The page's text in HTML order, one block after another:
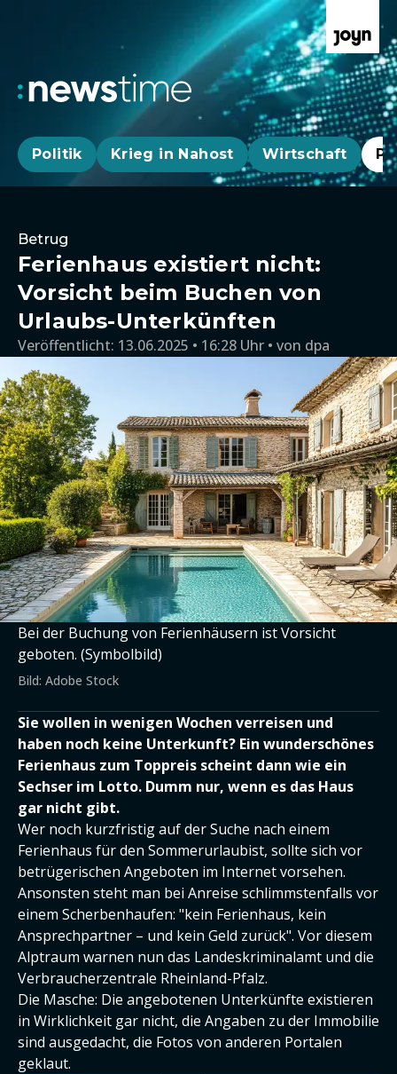
Politik Krieg in Nahost Wirtschaft
Betrug
Ferienhaus existiert nicht:
Vorsicht beim Buchen von
Urlaubs-Unterkünften
Veröffentlicht: 13.06.2025 • 16:28 Uhr von dpa
Bei der Buchung von Ferienhäusern ist Vorsicht
geboten. (Symbolbild)
Bild: Adobe Stock
Sie wollen in wenigen Wochen verreisen und
haben noch keine Unterkunft? Ein wunderschönes
Ferienhaus zum Toppreis scheint dann wie ein
Sechser im Lotto. Dumm nur, wenn es das Haus
gar nicht gibt.
Wer noch kurzfristig auf der Suche nach einem
Ferienhaus für den Sommerurlaubist, sollte sich vor
betrügerischen Angeboten im Internet vorsehen.
Ansonsten steht man bei Anreise schlimmstenfalls vor
einem Scherbenhaufen: "kein Ferienhaus, kein
Ansprechpartner – und kein Geld zurück". Vor diesem
Alptraum warnen nun das Landeskriminalamt und die
Verbraucherzentrale Rheinland-Pfalz.
Die Masche: Die angebotenen Unterkünfte existieren
in Wirklichkeit gar nicht, die Angaben zu der Immobilie
sind ausgedacht, die Fotos von anderen Portalen
geklaut.